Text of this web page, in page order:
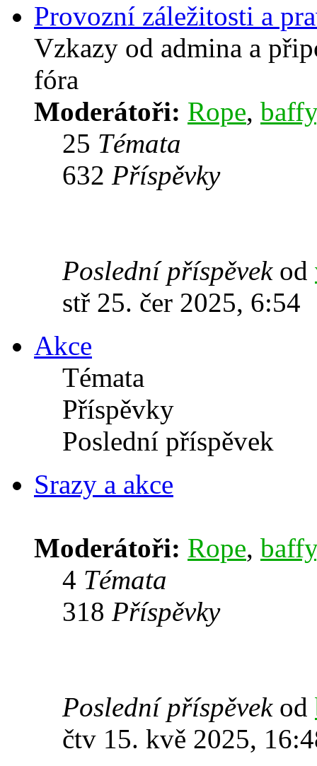
Provozní záležitosti a
Vzkazy od admina a
fóra
Moderátoři: Rope, baffy
25 Témata
632 Příspěvky
Poslední příspěvekod
stř 25. čer 2025, 6:54
Akce
Témata
Příspěvky
Poslední příspěvek
Srazy a akce
Moderátoři: Rope, baffy
4 Témata
318 Příspěvky
Poslední příspěvekod
čtv 15. kvě 2025,